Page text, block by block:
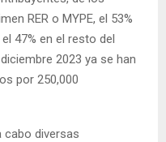
RER o MYPE, el 53%
47% en el resto del
2023 ya se han
por 250,000
cabo diversas